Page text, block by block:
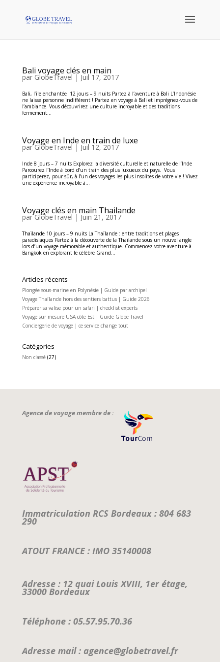
Bali voyage clés en main
par GlobeTravel | Juil 17, 2017
Bali, l’île enchantée 12 jours – 9 nuits Partez à l’aventure à Bali L’Indonésie
ne laisse personne indifférent ! Partez en voyage à Bali et imprégnez-vous de
l’ambiance. Vous découvrirez une culture incroyable et des traditions
fermement...
Voyage en Inde en train de luxe
parGlobeTravel | Juil 12, 2017
Inde 8 jours – 7 nuits Explorez la diversité culturelle et naturelle de l’Inde
Parcourez l’Inde à bord d’un train des plus luxueux du pays. Vous
participerez, pour sûr, à l’un des voyages les plus insolites de votre vie ! Vivez
une expérience incroyable à...
Voyage clés en main Thailande
parGlobeTravel | Juin 21, 2017
Thaïlande 10 jours – 9 nuits La Thaïlande : entre traditions et plages
paradisiaques Partez à la découverte de la Thaïlande sous un nouvel angle
lors d’un voyage mémorable et authentique. Commencez votre aventure à
Bangkok en explorant le célèbre Grand...
Articles récents
Plongée sous-marine en Polynésie | Guide par archipel
Voyage Thaïlande hors des sentiers battus | Guide 2026
Préparer sa valise pour un safari | checklist experts
Voyage sur mesure USA côte Est | Guide Globe Travel
Conciergerie de voyage | ce service change tout
Catégories
Non classé(27)
Agence de voyage membre de :
Immatriculation RCS Bordeaux : 804 683
290
ATOUT FRANCE : IMO 35140008
Adresse : 12 quai Louis XVIII, 1er étage,
33000 Bordeaux
Téléphone : 05.57.95.70.36
Adresse mail : agence@globetravel.fr